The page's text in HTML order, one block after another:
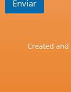
Enviar
Created